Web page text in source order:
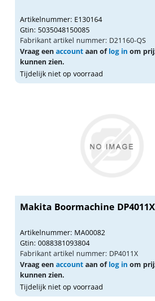
Artikelnummer: E130164
Gtin: 5035048150085
Fabrikant artikel nummer: D21160-QS
Vraag een account aan of log in om
kunnen zien.
Tijdelijk niet op voorraad
Makita Boormachine DP4011X
Artikelnummer: MA00082
Gtin: 0088381093804
Fabrikant artikel nummer: DP4011X
Vraag een account aan of log in om
kunnen zien.
Tijdelijk niet op voorraad